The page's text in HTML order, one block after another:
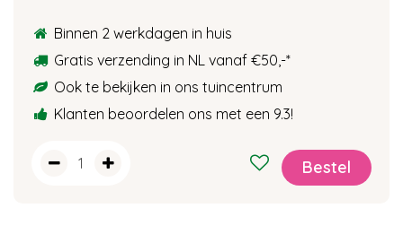
Binnen 2 werkdagen in huis
Gratis verzending in NL vanaf €50,-*
Ook te bekijken in ons tuincentrum
Klanten beoordelen ons met een 9.3!